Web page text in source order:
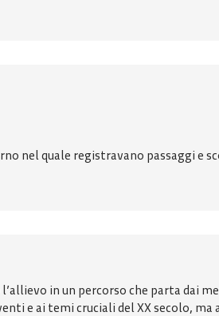
nel quale registravano passaggi e
in un percorso che parta dai
e ai temi cruciali del XX secolo, ma